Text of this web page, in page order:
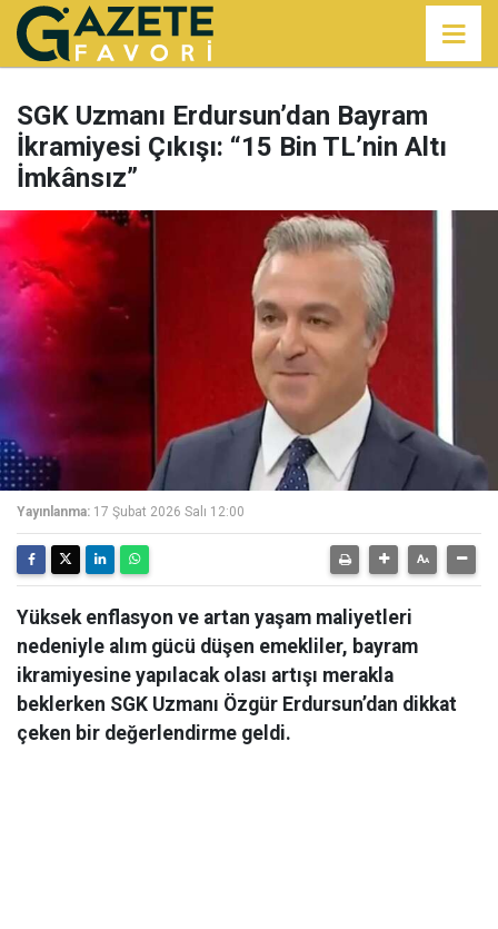
SGK Uzmanı Erdursun’dan Bayram
İkramiyesi Çıkışı: “15 Bin TL’nin Altı
İmkânsız”
Yayınlanma: 17 Şubat 2026 Salı 12:00
Yüksek enflasyon ve artan yaşam maliyetleri
nedeniyle alım gücü düşen emekliler, bayram
ikramiyesine yapılacak olası artışı merakla
beklerken SGK Uzmanı Özgür Erdursun’dan dikkat
çeken bir değerlendirme geldi.